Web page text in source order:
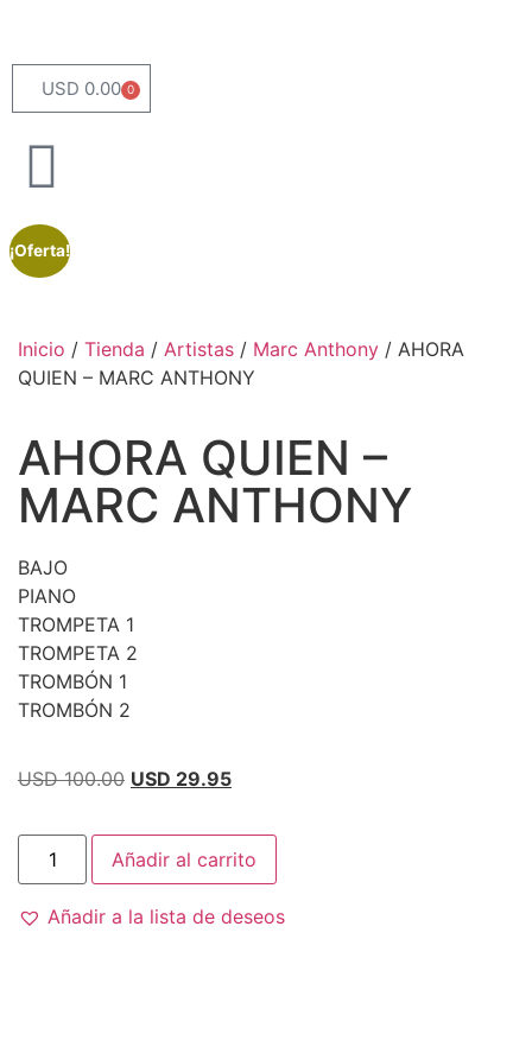
USD 0.00 0
¡Oferta!
Inicio / Tienda / Artistas / Marc Anthony / AHORA
QUIEN – MARC ANTHONY
AHORA QUIEN –
MARC ANTHONY
BAJO
PIANO
TROMPETA 1
TROMPETA 2
TROMBÓN 1
TROMBÓN 2
USD 100.00 USD 29.95
Añadir al carrito
Añadir a la lista de deseos